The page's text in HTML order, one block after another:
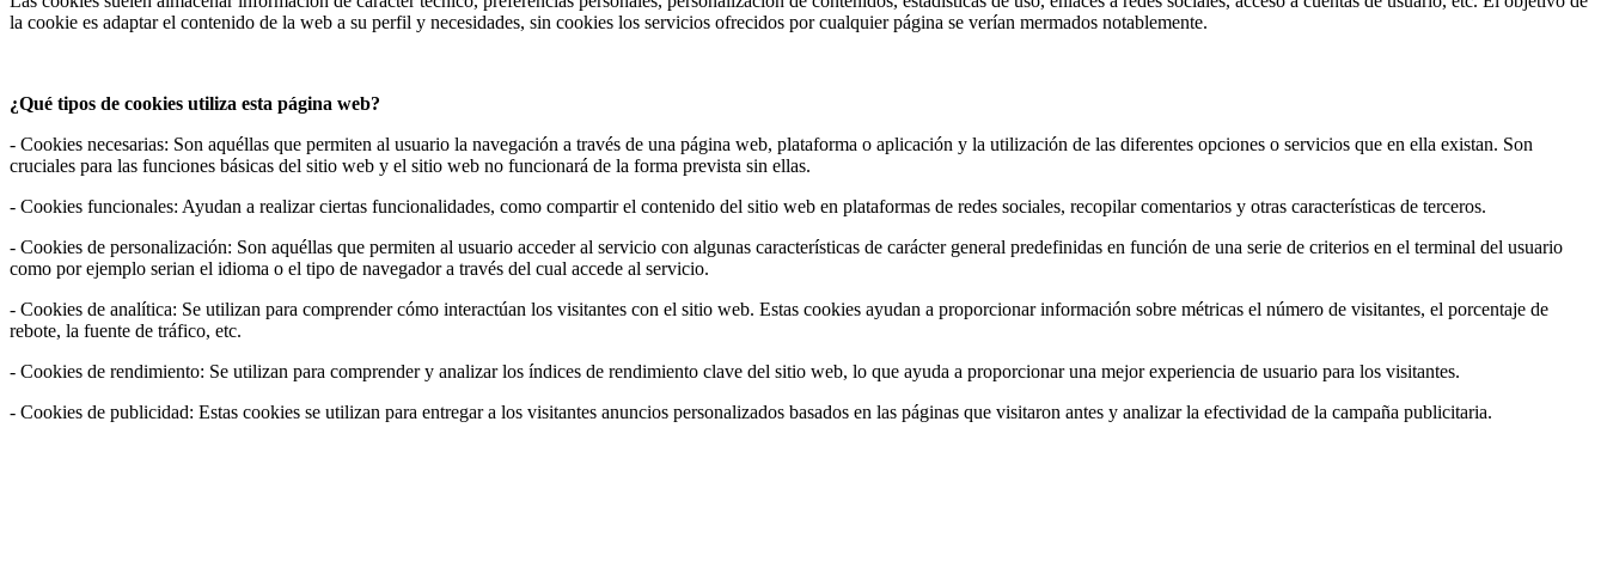
la cookie es adaptar el contenido de la web a su perfil y necesidades, sin cookies los servicios ofrecidos por cualquier página se verían mermados notablemente.
¿Qué tipos de cookies utiliza esta página web?
- Cookies necesarias: Son aquéllas que permiten al usuario la navegación a través de una página web, plataforma o aplicación y la utilización de las diferentes opciones o servicios que en ella existan. Son
cruciales para las funciones básicas del sitio web y el sitio web no funcionará de la forma prevista sin ellas.
- Cookies funcionales: Ayudan a realizar ciertas funcionalidades, como compartir el contenido del sitio web en plataformas de redes sociales, recopilar comentarios y otras características de terceros.
- Cookies de personalización: Son aquéllas que permiten al usuario acceder al servicio con algunas características de carácter general predefinidas en función de una serie de criterios en el terminal del usuario
como por ejemplo serian el idioma o el tipo de navegador a través del cual accede al servicio.
- Cookies de analítica: Se utilizan para comprender cómo interactúan los visitantes con el sitio web. Estas cookies ayudan a proporcionar información sobre métricas el número de visitantes, el porcentaje de
rebote, la fuente de tráfico, etc.
- Cookies de rendimiento: Se utilizan para comprender y analizar los índices de rendimiento clave del sitio web, lo que ayuda a proporcionar una mejor experiencia de usuario para los visitantes.
- Cookies de publicidad: Estas cookies se utilizan para entregar a los visitantes anuncios personalizados basados en las páginas que visitaron antes y analizar la efectividad de la campaña publicitaria.